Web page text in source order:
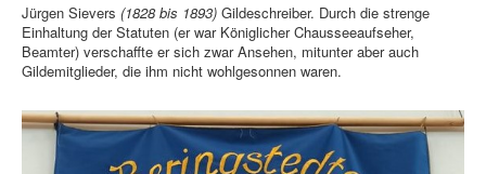
Jürgen Sievers (1828 bis 1893) Gildeschreiber. Durch die strenge
Einhaltung der Statuten (er war Königlicher Chausseeaufseher,
Beamter) verschaffte er sich zwar Ansehen, mitunter aber auch
Gildemitglieder, die ihm nicht wohlgesonnen waren.